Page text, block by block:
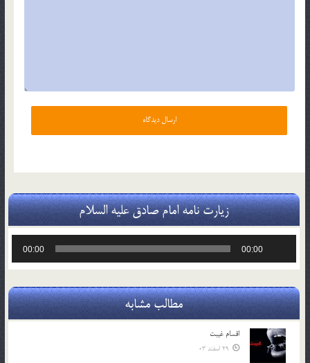
زیارت نامه امام صادق علیه السلام
00:00
00:00
مطالب مشابه
اقسام غيبت
29 اسفند 03